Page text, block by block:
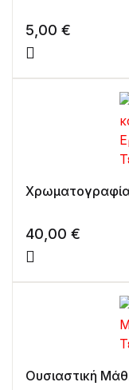
5,00 €
40,00 €
Ουσιαστική